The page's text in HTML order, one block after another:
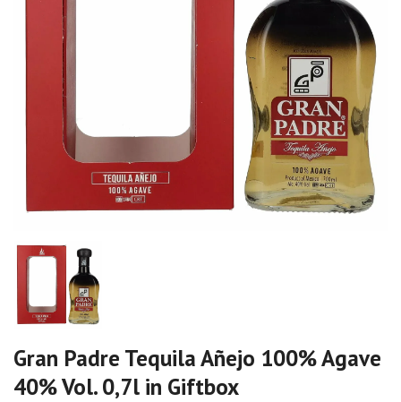
Gran Padre Tequila Añejo 100% Agave
40% Vol. 0,7l in Giftbox